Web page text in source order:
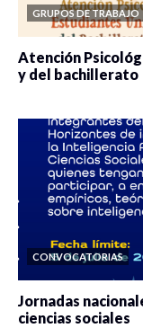
GRUPOS DE TRABAJO
Atención
y del bachillerato
CONVOCATORIAS
Jornadas
ciencias sociales